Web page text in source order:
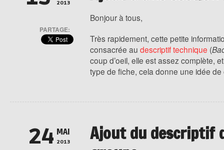
2013
PARTAGE:
Bonjour à tous,
Très rapidement, cette petite
consacrée au descriptif technique (
coup d’oeil, elle est assez complète,
type de fiche, cela donne une idée
24 MAI
2013
Ajout du descriptif